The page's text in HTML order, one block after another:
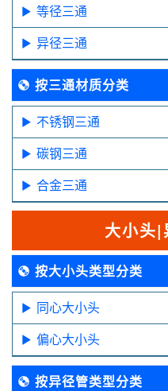
等径三通
异径三通
按三通材质分类
不锈钢三通
碳钢三通
合金三通
大小头|
按大小头类型分类
同心大小头
偏心大小头
按异径管类型分类